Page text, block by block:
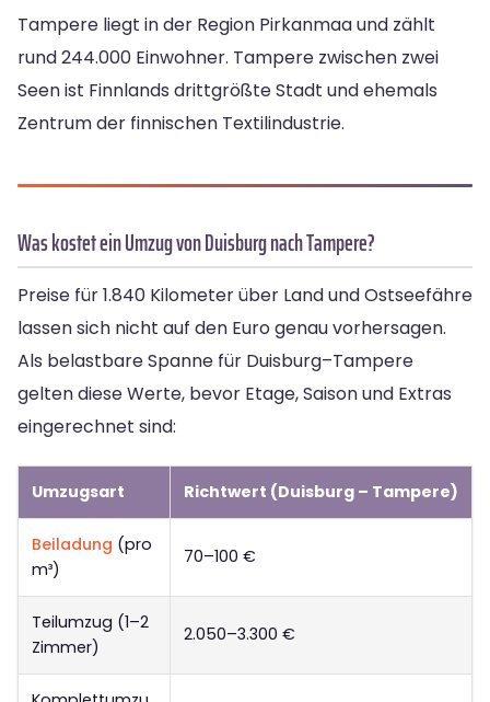
Tampere liegt in der Region Pirkanmaa und zählt
rund 244.000 Einwohner. Tampere zwischen zwei
Seen ist Finnlands drittgrößte Stadt und ehemals
Zentrum der finnischen Textilindustrie.
Was kostet ein Umzug von Duisburg nach Tampere?
Preise für 1.840 Kilometer über Land und Ostseefähre
lassen sich nicht auf den Euro genau vorhersagen.
Als belastbare Spanne für Duisburg–Tampere
gelten diese Werte, bevor Etage, Saison und Extras
eingerechnet sind:
Umzugsart Richtwert (Duisburg – Tampere)
Beiladung (pro
m³)
70–100 €
Teilumzug (1–2
Zimmer)
2.050–3.300 €